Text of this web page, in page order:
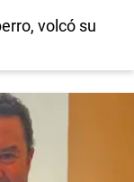
volcó su